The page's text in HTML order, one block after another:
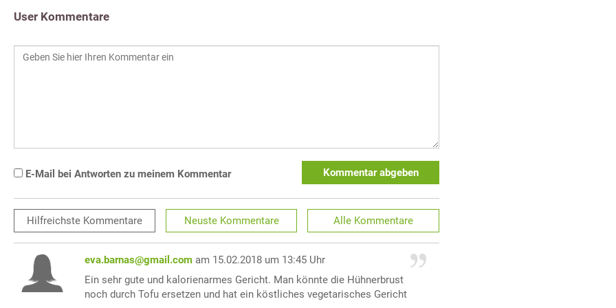
User Kommentare
E-Mail bei Antworten zu meinem Kommentar Kommentar abgeben
Hilfreichste Kommentare Neuste Kommentare Alle Kommentare
eva.barnas@gmail.com am 15.02.2018 um 13:45 Uhr
Ein sehr gute und kalorienarmes Gericht. Man könnte die Hühnerbrust
noch durch Tofu ersetzen und hat ein köstliches vegetarisches Gericht